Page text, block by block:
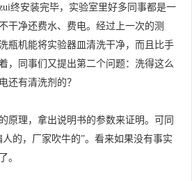
终安装完毕，实验室里好多同事都是一
干净还费水、费电。经过上一次的测
瓶机能将实验器皿清洗干净，而且比手
，同事们又提出第二个问题：洗得这么
还有清洗剂的？
原理，拿出说明书的参数来证明。可同
的，厂家吹牛的”。看来如果没有事实
。